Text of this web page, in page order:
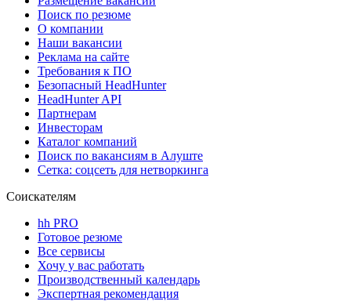
Поиск по резюме
О компании
Наши вакансии
Реклама на сайте
Требования к ПО
Безопасный HeadHunter
HeadHunter API
Партнерам
Инвесторам
Каталог компаний
Поиск по вакансиям в Алуште
Сетка: соцсеть для нетворкинга
Соискателям
hh PRO
Готовое резюме
Все сервисы
Хочу у вас работать
Производственный календарь
Экспертная рекомендация